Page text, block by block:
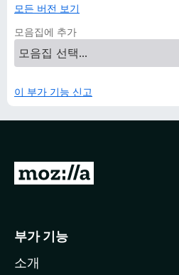
모든 버전 보기
모음집에 추가
이 부가 기능 신고
M
l
부가 기능
소개